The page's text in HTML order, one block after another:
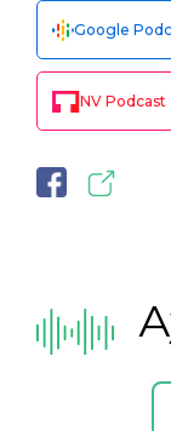
Google
NV Podcast